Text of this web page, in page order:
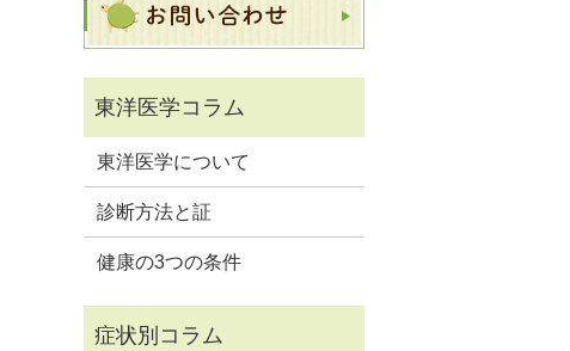
東洋医学について
診断方法と証
健康の3つの条件